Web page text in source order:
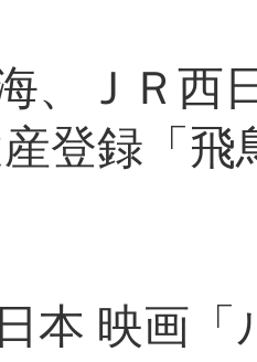
、ＪＲ西
登録「
本 映画